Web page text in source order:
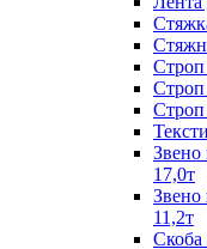
Звено
17,0т
Звено
11,2т
Скоба